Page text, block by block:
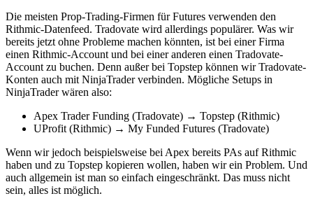
Die meisten Prop-Trading-Firmen für Futures verwenden den
Rithmic-Datenfeed. Tradovate wird allerdings populärer. Was wir
bereits jetzt ohne Probleme machen könnten, ist bei einer Firma
einen Rithmic-Account und bei einer anderen einen Tradovate-
Account zu buchen. Denn außer bei Topstep können wir Tradovate-
Konten auch mit NinjaTrader verbinden. Mögliche Setups in
NinjaTrader wären also:
Apex Trader Funding (Tradovate) → Topstep (Rithmic)
UProfit (Rithmic) → My Funded Futures (Tradovate)
Wenn wir jedoch beispielsweise bei Apex bereits PAs auf Rithmic
haben und zu Topstep kopieren wollen, haben wir ein Problem. Und
auch allgemein ist man so einfach eingeschränkt. Das muss nicht
sein, alles ist möglich.